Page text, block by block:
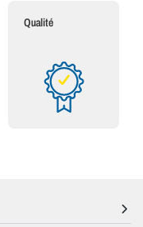
Qualité